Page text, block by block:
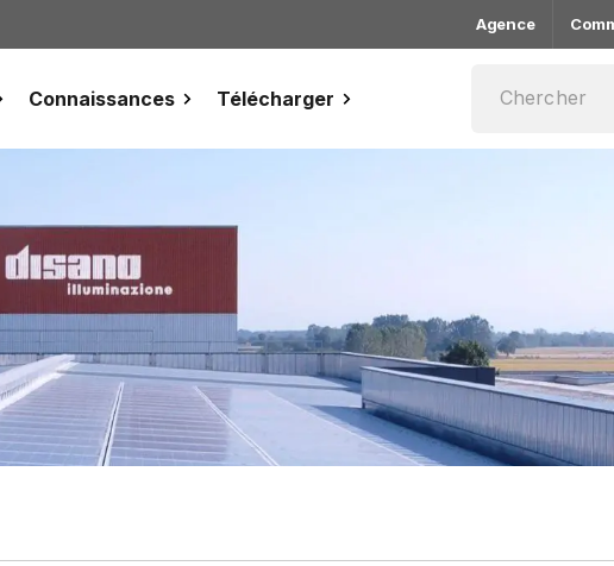
Agence
Connaissances Télécharger